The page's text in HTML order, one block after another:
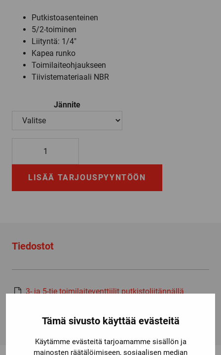
Tämä sivusto käyttää evästeitä
Käytämme evästeitä tarjoamamme sisällön ja
mainosten räätälöimiseen, sosiaalisen median
Putkistoasenteinen
5/2-toiminen
Liityntä: 1/4″
Kapea runko
Toimilaiteohjaukseen
Tiivistemateriaali NBR
Jännite
LISÄÄ TARJOUSPYYNTÖÖN
Tiedostot
3- ja 5-tie toimilaiteventtiilit putkistoliitännällä
for Fluid Control-katalogi